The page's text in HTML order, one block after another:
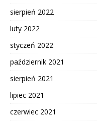
sierpień 2022
luty 2022
styczeń 2022
październik 2021
sierpień 2021
lipiec 2021
czerwiec 2021